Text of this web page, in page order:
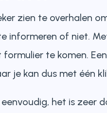
zien te overhalen
informeren of niet.
te komen.
je kan dus met één
het is zeer